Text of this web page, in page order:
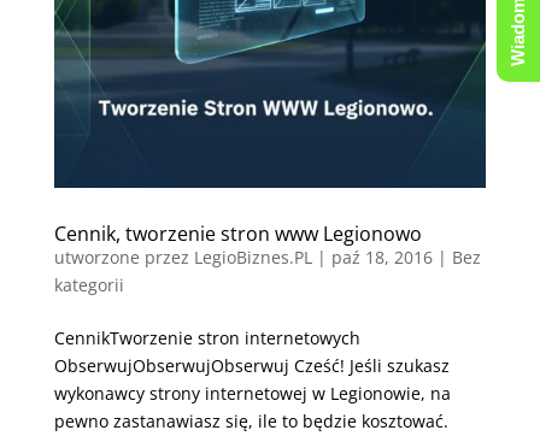
Cennik, tworzenie stron www Legionowo
utworzone przez LegioBiznes.PL| paź 18, 2016| Bez
kategorii
CennikTworzenie stron internetowych
ObserwujObserwujObserwuj Cześć! Jeśli szukasz
wykonawcy strony internetowej w Legionowie, na
pewno zastanawiasz się, ile to będzie kosztować.